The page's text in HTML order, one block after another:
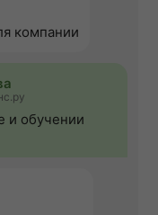
компании
и обучении